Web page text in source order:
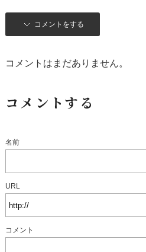
コメントをする
コメントはまだありません。
コメントする
名前
URL
コメント